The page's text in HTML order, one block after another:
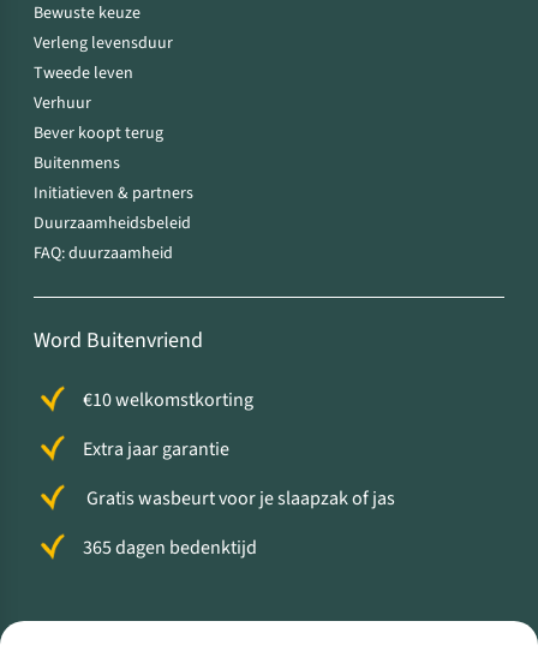
Bewuste keuze
Verleng levensduur
Tweede leven
Verhuur
Bever koopt terug
Buitenmens
Initiatieven & partners
Duurzaamheidsbeleid
FAQ: duurzaamheid
Word Buitenvriend
€10 welkomstkorting
Extra jaar garantie
Gratis wasbeurt voor je slaapzak of jas
365 dagen bedenktijd